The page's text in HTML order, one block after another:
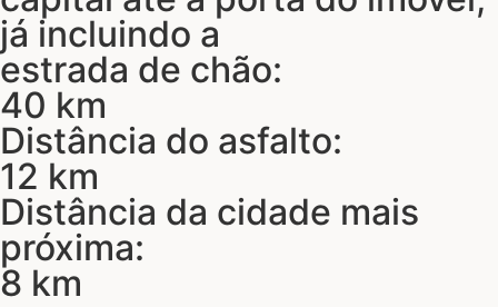
já incluindo a
estrada de chão:
40 km
Distância do asfalto:
12 km
Distância da cidade mais
próxima:
8 km